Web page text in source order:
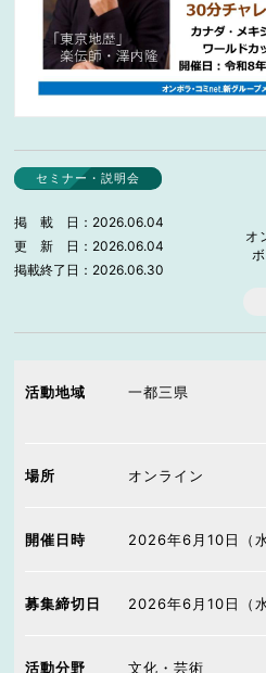
セミナー・説明会
掲載日
2026.06.04
更新日
2026.06.04
掲載終了日
2026.06.30
オ
活動地域 一都三県
場所 オンライン
開催日時 2026年6月10日（
募集締切日 2026年6月10日（水
活動分野
文化・芸術